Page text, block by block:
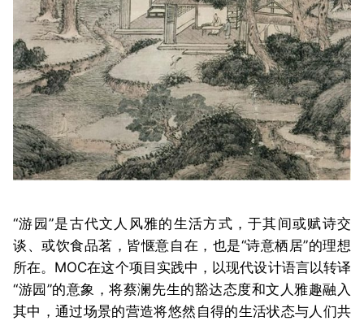
“游园”是古代文人风雅的生活方式，于其间或赋诗交
谈、或饮食品茗，皆惬意自在，也是“诗意栖居”的理想
所在。MOC在这个项目实践中，以现代设计语言以转译
“游园”的意象，将蔡澜先生的豁达态度和文人雅趣融入
其中，通过场景的营造将悠然自得的生活状态与人们共